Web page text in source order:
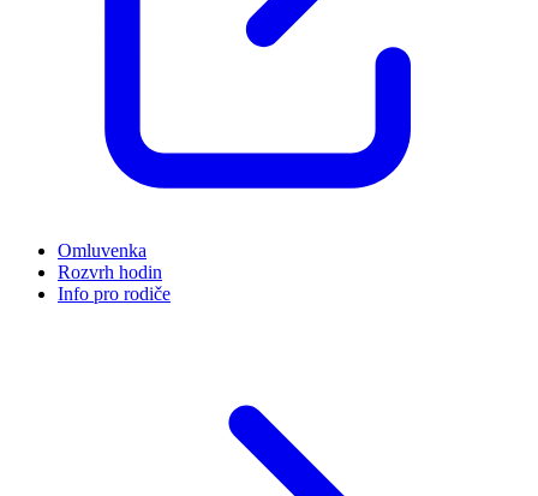
Omluvenka
Rozvrh hodin
Info pro rodiče